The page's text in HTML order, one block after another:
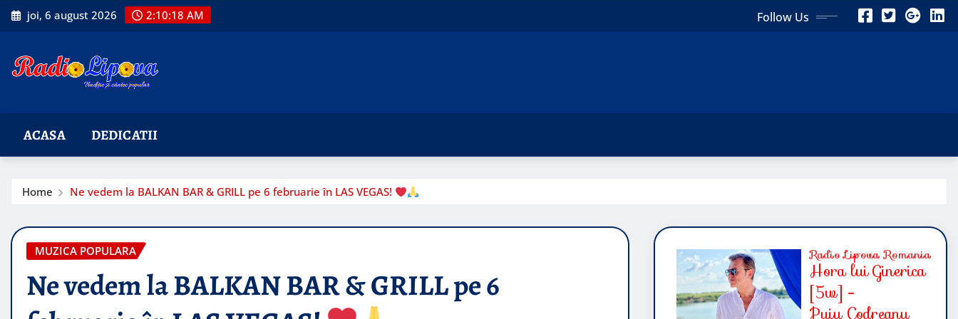
Skip
to
joi, 6 august 2026 2:10:19 AM Follow Us
ACASA DEDICATII
Home Ne vedem la BALKAN BAR & GRILL pe 6 februarie în LAS VEGAS!
MUZICA POPULARA
Ne vedem la BALKAN BAR & GRILL pe 6